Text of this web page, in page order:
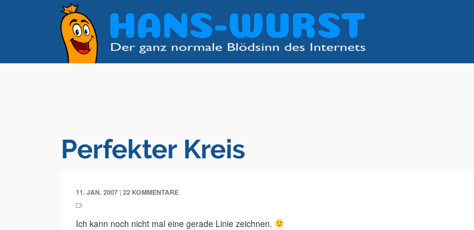
Perfekter Kreis
11. JAN. 2007 | 22 KOMMENTARE
Ich kann noch nicht mal eine gerade Linie zeichnen.